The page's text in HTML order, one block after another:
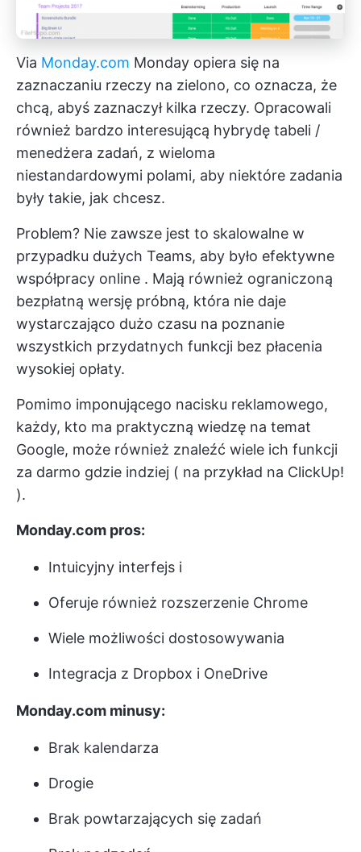
Via Monday.com Monday opiera się na
zaznaczaniu rzeczy na zielono, co oznacza, że
chcą, abyś zaznaczył kilka rzeczy. Opracowali
również bardzo interesującą hybrydę tabeli /
menedżera zadań, z wieloma
niestandardowymi polami, aby niektóre zadania
były takie, jak chcesz.
Problem? Nie zawsze jest to skalowalne w
przypadku dużych Teams, aby było efektywne
współpracy online . Mają również ograniczoną
bezpłatną wersję próbną, która nie daje
wystarczająco dużo czasu na poznanie
wszystkich przydatnych funkcji bez płacenia
wysokiej opłaty.
Pomimo imponującego nacisku reklamowego,
każdy, kto ma praktyczną wiedzę na temat
Google, może również znaleźć wiele ich funkcji
za darmo gdzie indziej ( na przykład na ClickUp!
).
Monday.com pros:
Intuicyjny interfejs i
Oferuje również rozszerzenie Chrome
Wiele możliwości dostosowywania
Integracja z Dropbox i OneDrive
Monday.com minusy:
Brak kalendarza
Drogie
Brak powtarzających się zadań